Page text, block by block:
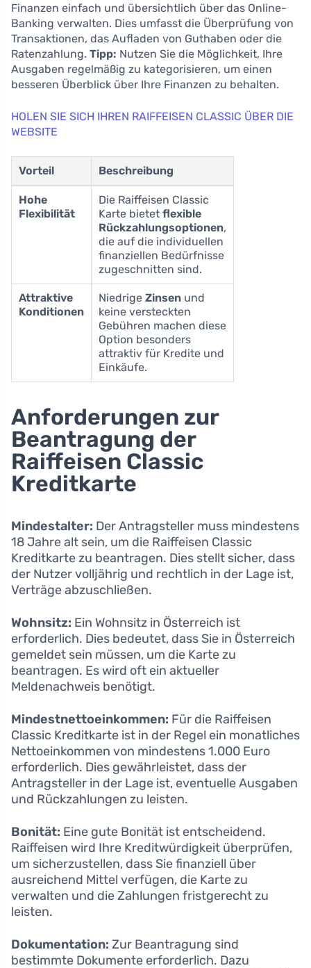
Finanzen einfach und übersichtlich über das Online-
Banking verwalten. Dies umfasst die Überprüfung von
Transaktionen, das Aufladen von Guthaben oder die
Ratenzahlung. Tipp: Nutzen Sie die Möglichkeit, Ihre
Ausgaben regelmäßig zu kategorisieren, um einen
besseren Überblick über Ihre Finanzen zu behalten.
HOLEN SIE SICH IHREN RAIFFEISEN CLASSIC ÜBER DIE
WEBSITE
Vorteil Beschreibung
Hohe
Flexibilität
Die Raiffeisen Classic
Karte bietet flexible
Rückzahlungsoptionen,
die auf die individuellen
finanziellen Bedürfnisse
zugeschnitten sind.
Attraktive
Konditionen
Niedrige Zinsen und
keine versteckten
Gebühren machen diese
Option besonders
attraktiv für Kredite und
Einkäufe.
Anforderungen zur
Beantragung der
Raiffeisen Classic
Kreditkarte
Mindestalter: Der Antragsteller muss mindestens
18 Jahre alt sein, um die Raiffeisen Classic
Kreditkarte zu beantragen. Dies stellt sicher, dass
der Nutzer volljährig und rechtlich in der Lage ist,
Verträge abzuschließen.
Wohnsitz: Ein Wohnsitz in Österreich ist
erforderlich. Dies bedeutet, dass Sie in Österreich
gemeldet sein müssen, um die Karte zu
beantragen. Es wird oft ein aktueller
Meldenachweis benötigt.
Mindestnettoeinkommen: Für die Raiffeisen
Classic Kreditkarte ist in der Regel ein monatliches
Nettoeinkommen von mindestens 1.000 Euro
erforderlich. Dies gewährleistet, dass der
Antragsteller in der Lage ist, eventuelle Ausgaben
und Rückzahlungen zu leisten.
Bonität: Eine gute Bonität ist entscheidend.
Raiffeisen wird Ihre Kreditwürdigkeit überprüfen,
um sicherzustellen, dass Sie finanziell über
ausreichend Mittel verfügen, die Karte zu
verwalten und die Zahlungen fristgerecht zu
leisten.
Dokumentation: Zur Beantragung sind
bestimmte Dokumente erforderlich. Dazu